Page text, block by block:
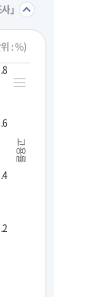
」
: %)
고용률